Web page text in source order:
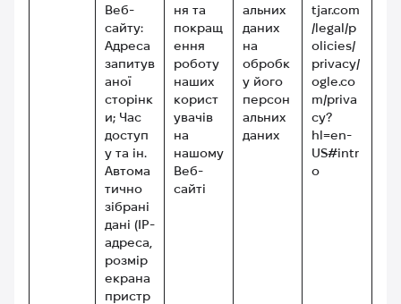
Веб-
сайту:
Адреса
запитув
аної
сторінк
и; Час
доступ
у та ін.
Автома
тично
зібрані
дані (IP-
адреса,
розмір
екрана
пристр
ня та
покращ
ення
роботу
наших
корист
увачів
на
нашому
Веб-
сайті
альних
даних
на
обробк
у його
персон
альних
даних
tjar.com
/legal/p
olicies/
privacy/
ogle.co
m/priva
cy?
hl=en-
US#intr
o